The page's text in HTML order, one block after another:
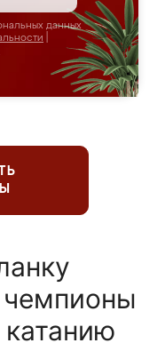
данных
чемпионы